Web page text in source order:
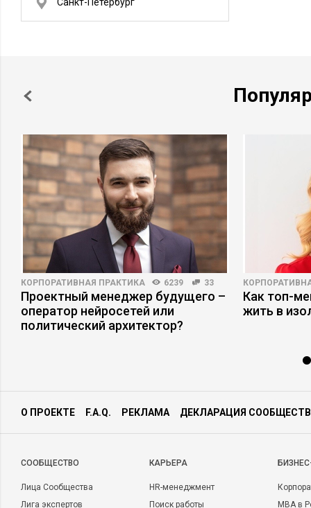
КОРПОРАТИВНАЯ ПРАКТИКА 6239 33
Проектный менеджер будущего –
оператор нейросетей или
политический архитектор?
Как топ-
жить в
О ПРОЕКТЕ F.A.Q. РЕКЛАМА ДЕКЛАРАЦИЯ
CООБЩЕСТВО
Лица Сообщества
Лига экспертов
КАРЬЕРА
HR-менеджмент
Поиск работы
MBA в